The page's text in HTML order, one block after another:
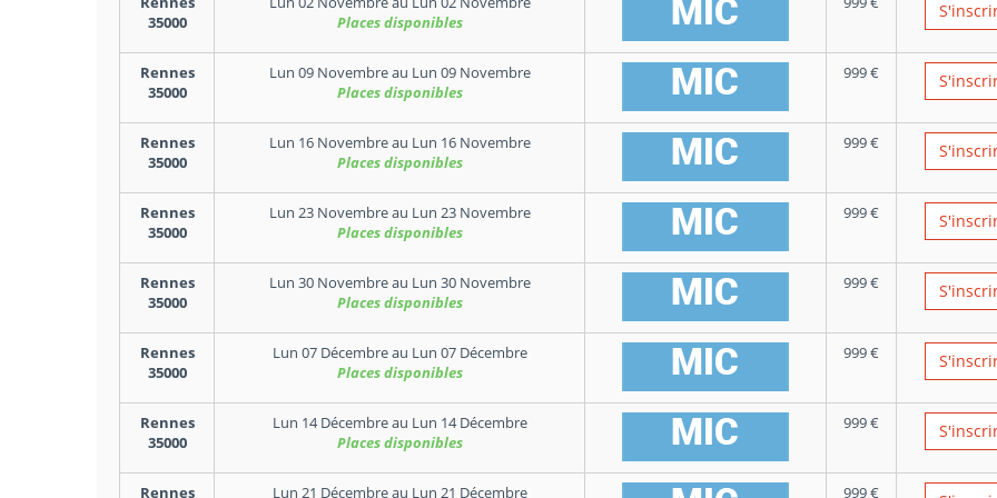
35000
Places disponibles
Rennes
35000
Lun 09 Novembreau Lun 09 Novembre
Places disponibles
999€
Rennes
35000
Lun 16 Novembreau Lun 16 Novembre
Places disponibles
999€
Rennes
35000
Lun 23 Novembreau Lun 23 Novembre
Places disponibles
999€
Rennes
35000
Lun 30 Novembreau Lun 30 Novembre
Places disponibles
999€
Rennes
35000
Lun 07 Décembreau Lun 07 Décembre
Places disponibles
999€
Rennes
35000
Lun 14 Décembreau Lun 14 Décembre
Places disponibles
999€
Rennes Lun 21 Décembreau Lun 21 Décembre 999€